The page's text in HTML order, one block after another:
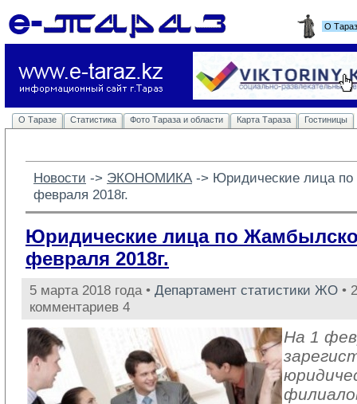
О
О Таразе Статистика Фото Тараза и области Карта Тараза Гостиницы
Новости -> ЭКОНОМИКА -> Юридические лица
февраля 2018г.
Юридические лица по
февраля 2018г.
5 марта 2018 года • Департамент статистики ЖО •
комментариев 4
На 1